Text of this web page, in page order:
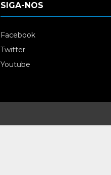
SIGA-NOS
Facebook
Twitter
Youtube